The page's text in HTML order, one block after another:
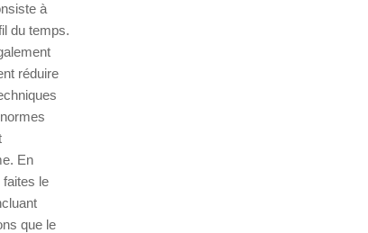
à
du temps.
réduire
En
le
que le